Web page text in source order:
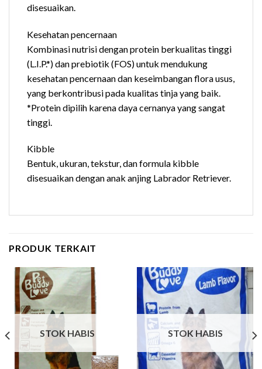
disesuaikan.
Kesehatan pencernaan
Kombinasi nutrisi dengan protein berkualitas tinggi
(L.I.P.*) dan prebiotik (FOS) untuk mendukung
kesehatan pencernaan dan keseimbangan flora usus,
yang berkontribusi pada kualitas tinja yang baik.
*Protein dipilih karena daya cernanya yang sangat
tinggi.
Kibble
Bentuk, ukuran, tekstur, dan formula kibble
disesuaikan dengan anak anjing Labrador Retriever.
PRODUK TERKAIT
STOK HABIS STOK HABIS